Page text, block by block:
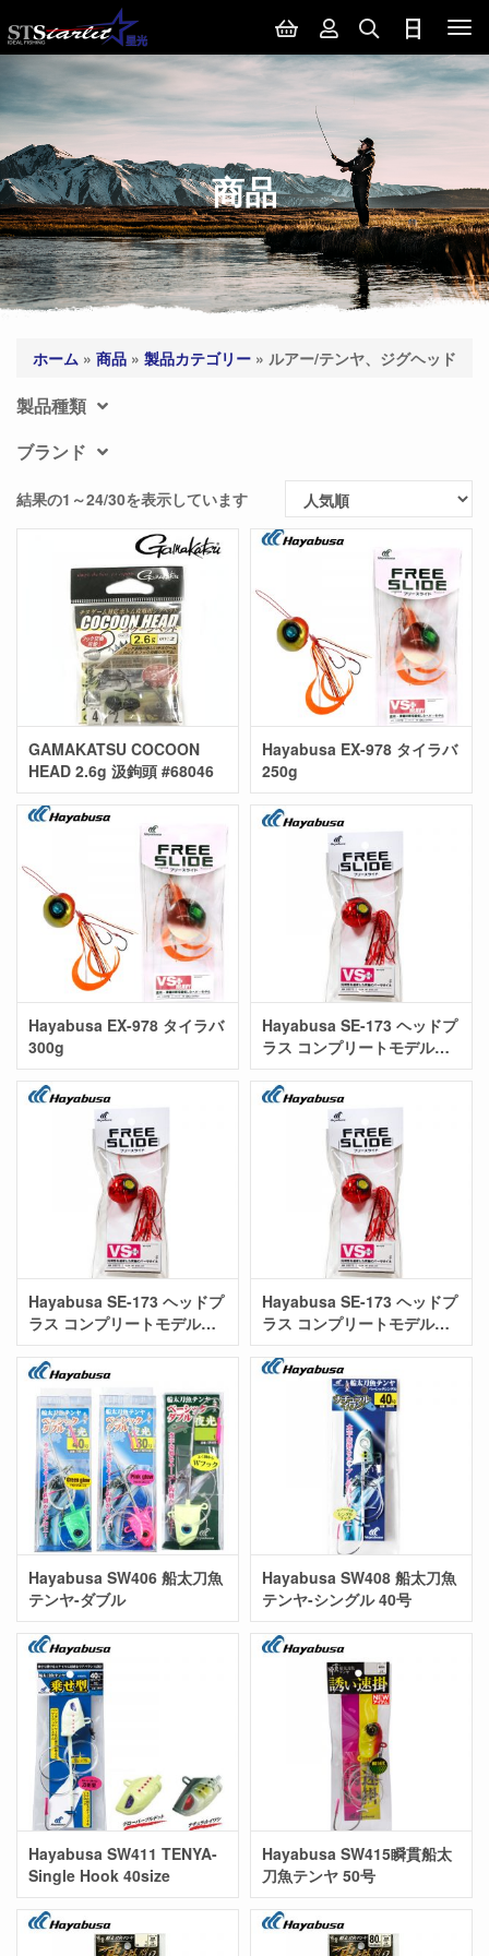
商品
ホーム » 商品 » 製品カテゴリー » ルアー/テンヤ、ジグヘッド
製品種類
ブランド
結果の1～24/30を表示しています
GAMAKATSU COCOON
HEAD 2.6g 汲鉤頭 #68046
Hayabusa EX-978 タイラバ
250g
Hayabusa EX-978 タイラバ
300g
Hayabusa SE-173 ヘッドプ
ラス コンプリートモデル
120g
Hayabusa SE-173 ヘッドプ
ラス コンプリートモデル
150g
Hayabusa SE-173 ヘッドプ
ラス コンプリートモデル
180g
Hayabusa SW406 船太刀魚
テンヤ-ダブル
Hayabusa SW408 船太刀魚
テンヤ-シングル 40号
Hayabusa SW411 TENYA-
Single Hook 40size
Hayabusa SW415瞬貫船太
刀魚テンヤ 50号